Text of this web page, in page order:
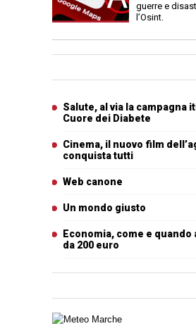
guerre e
l’Osint.
Salute, al via la campagna
Cuore dei Diabete
Cinema, il nuovo film
conquista tutti
Web canone
Un mondo giusto
Economia, come e quando
da 200 euro
Carta meteorologica delle Marche